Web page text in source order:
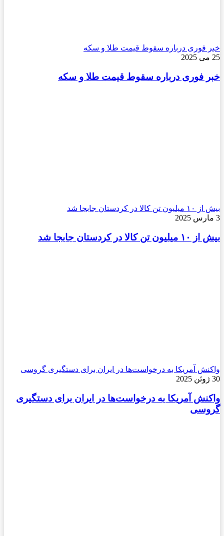
خبر فوری درباره سقوط قیمت طلا و سکه
25 می 2025
خبر فوری درباره سقوط قیمت طلا و سکه
بیش از ۱۰ میلیون تن کالا در کردستان جابجا شد
3 مارس 2025
بیش از ۱۰ میلیون تن کالا در کردستان جابجا شد
واکنش آمریکا به درخواست‌ها در ایران برای دستگیری گروسی
30 ژوئن 2025
واکنش آمریکا به درخواست‌ها در ایران برای دستگیری
گروسی